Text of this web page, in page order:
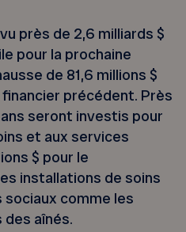
près de 2,6 milliards $
pour la prochaine
de 81,6 millions $
précédent. Près
seront investis pour
et aux services
$ pour le
installations de soins
comme les
aînés.